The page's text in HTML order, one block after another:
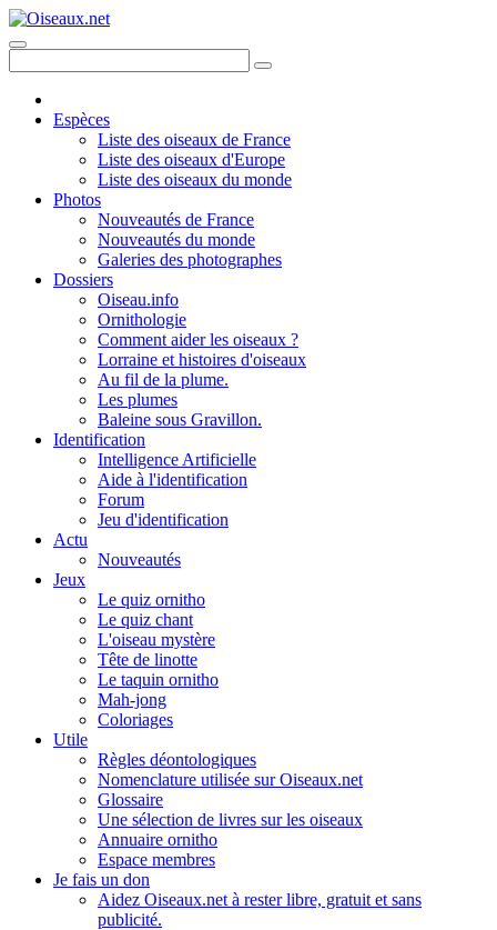
Espèces
Liste des oiseaux de France
Liste des oiseaux d'Europe
Liste des oiseaux du monde
Photos
Nouveautés de France
Nouveautés du monde
Galeries des photographes
Dossiers
Oiseau.info
Ornithologie
Comment aider les oiseaux ?
Lorraine et histoires d'oiseaux
Au fil de la plume.
Les plumes
Baleine sous Gravillon.
Identification
Intelligence Artificielle
Aide à l'identification
Forum
Jeu d'identification
Actu
Nouveautés
Jeux
Le quiz ornitho
Le quiz chant
L'oiseau mystère
Tête de linotte
Le taquin ornitho
Mah-jong
Coloriages
Utile
Règles déontologiques
Nomenclature utilisée sur Oiseaux.net
Glossaire
Une sélection de livres sur les oiseaux
Annuaire ornitho
Espace membres
Je fais un don
Aidez Oiseaux.net à rester libre, gratuit et sans
publicité.